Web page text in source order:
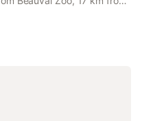
km from Château de